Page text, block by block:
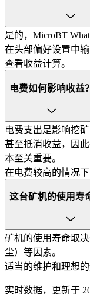
是的，MicroBT
在头部偏好设置中
查看收益计算。
电费如何影响收益？
电费支出是影响挖
甚至抵消收益，因
本至关重要。
在电费较高的情况
这台矿机的使用寿
矿机的使用寿命取
尘）等因素。
适当的维护和理想
实时数据，更新于